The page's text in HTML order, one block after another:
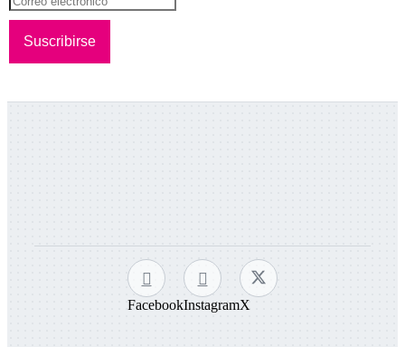
FacebookInstagramX